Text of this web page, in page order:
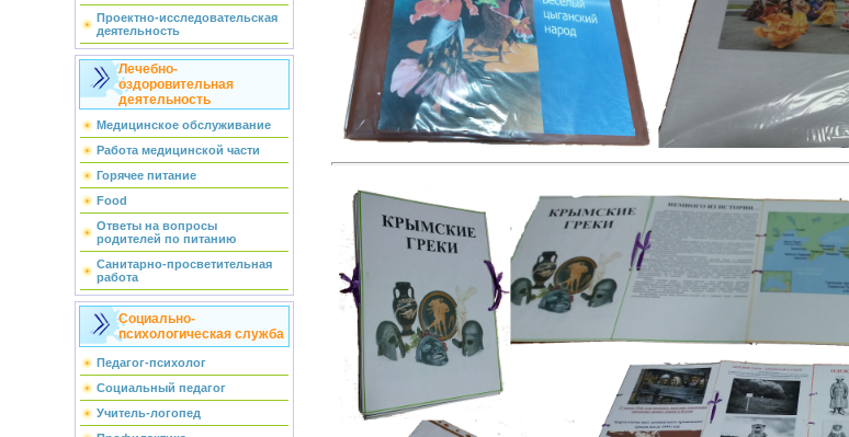
Проектно-исследовательская
деятельность
Лечебно-
оздоровительная
деятельность
Медицинское обслуживание
Работа медицинской части
Горячее питание
Food
Ответы на вопросы
родителей по питанию
Санитарно-просветительная
работа
Социально-
психологическая служба
Педагог-психолог
Социальный педагог
Учитель-логопед